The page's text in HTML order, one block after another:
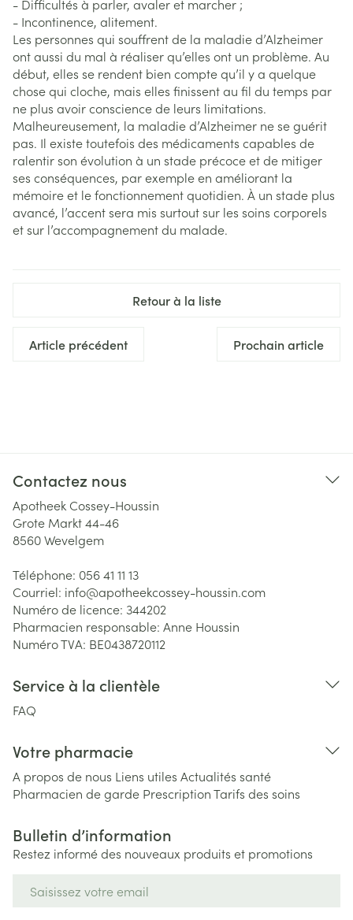
- Difficultés à parler, avaler et marcher ;
- Incontinence, alitement.
Les personnes qui souffrent de la maladie d’Alzheimer
ont aussi du mal à réaliser qu’elles ont un problème. Au
début, elles se rendent bien compte qu’il y a quelque
chose qui cloche, mais elles finissent au fil du temps par
ne plus avoir conscience de leurs limitations.
Malheureusement, la maladie d’Alzheimer ne se guérit
pas. Il existe toutefois des médicaments capables de
ralentir son évolution à un stade précoce et de mitiger
ses conséquences, par exemple en améliorant la
mémoire et le fonctionnement quotidien. À un stade plus
avancé, l’accent sera mis surtout sur les soins corporels
et sur l’accompagnement du malade.
Retour à la liste
Article précédent Prochain article
Contactez nous
Apotheek Cossey-Houssin
Grote Markt 44-46
8560Wevelgem
Téléphone: 056 41 11 13
Courriel: info@apotheekcossey-houssin.com
Numéro de licence: 344202
Pharmacien responsable: Anne Houssin
Numéro TVA: BE0438720112
Service à la clientèle
FAQ
Votre pharmacie
A propos de nous Liens utiles Actualités santé
Pharmacien de garde PrescriptionTarifs des soins
Bulletin d’information
Restez informé des nouveaux produits et promotions